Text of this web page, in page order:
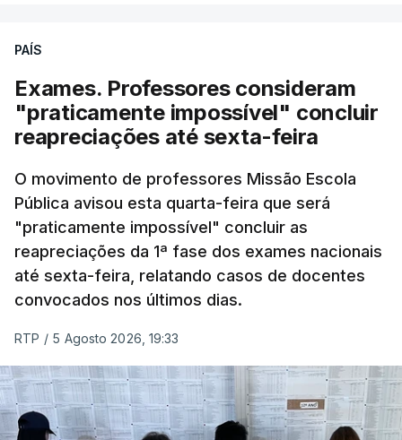
PAÍS
Exames. Professores consideram
"praticamente impossível" concluir
reapreciações até sexta-feira
O movimento de professores Missão Escola
Pública avisou esta quarta-feira que será
"praticamente impossível" concluir as
reapreciações da 1ª fase dos exames nacionais
até sexta-feira, relatando casos de docentes
convocados nos últimos dias.
RTP / 5 Agosto 2026, 19:33